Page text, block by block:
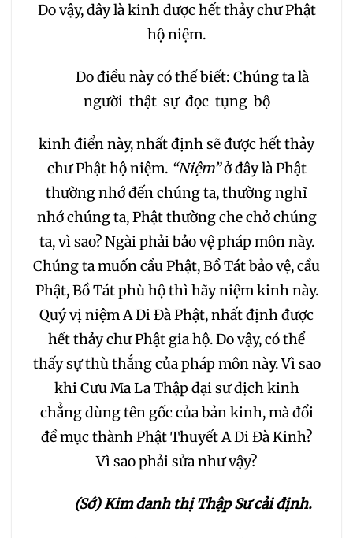
Do vậy, đây là kinh được hết thảy chư Phật
hộ niệm.
Do điều này có thể biết: Chúng ta là
người thật sự đọc tụng bộ
kinh điển này, nhất định sẽ được hết thảy
chư Phật hộ niệm. “Niệm”ở đây là Phật
thường nhớ đến chúng ta, thường nghĩ
nhớ chúng ta, Phật thường che chở chúng
ta, vì sao? Ngài phải bảo vệ pháp môn này.
Chúng ta muốn cầu Phật, Bồ Tát bảo vệ, cầu
Phật, Bồ Tát phù hộ thì hãy niệm kinh này.
Quý vị niệm A Di Đà Phật, nhất định được
hết thảy chư Phật gia hộ. Do vậy, có thể
thấy sự thù thắng của pháp môn này. Vì sao
khi Cưu Ma La Thập đại sư dịch kinh
chẳng dùng tên gốc của bản kinh, mà đổi
đề mục thành Phật Thuyết A Di Đà Kinh?
Vì sao phải sửa như vậy?
(Sớ) Kim danh thị Thập Sư cải định.